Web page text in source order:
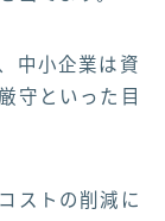
中小企業は資
守といった目
ストの削減に